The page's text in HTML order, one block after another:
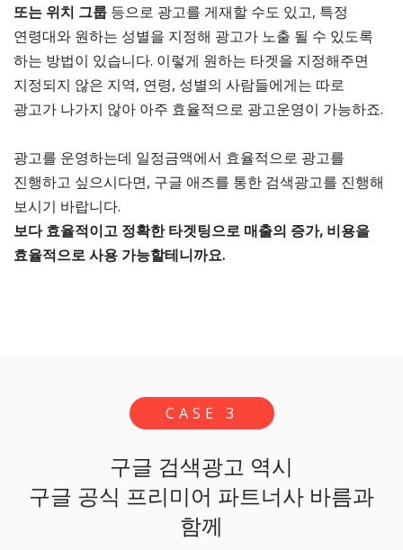
또는 위치 그룹 등으로 광고를 게재할 수도 있고, 특정
연령대와 원하는 성별을 지정해 광고가 노출 될 수 있도록
하는 방법이 있습니다. 이렇게 원하는 타겟을 지정해주면
지정되지 않은 지역, 연령, 성별의 사람들에게는 따로
광고가 나가지 않아 아주 효율적으로 광고운영이 가능하죠.
광고를 운영하는데 일정금액에서 효율적으로 광고를
진행하고 싶으시다면, 구글 애즈를 통한 검색광고를 진행해
보시기 바랍니다.
보다 효율적이고 정확한 타겟팅으로 매출의 증가, 비용을
효율적으로 사용 가능할테니까요.
CASE 3
구글 검색광고 역시
구글 공식 프리미어 파트너사 바름과
함께